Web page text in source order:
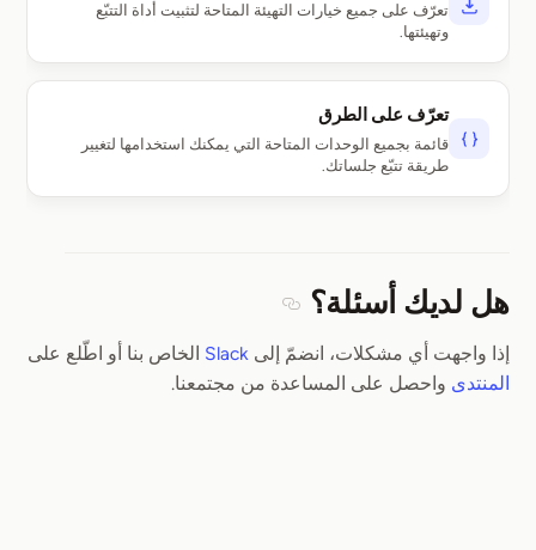
تعرّف على جميع خيارات التهيئة المتاحة لتثبيت أداة التتبّع
وتهيئتها.
تعرّف على الطرق
قائمة بجميع الوحدات المتاحة التي يمكنك استخدامها لتغيير
طريقة تتبّع جلساتك.
هل لديك أسئلة؟
إذا واجهت أي مشكلات، انضمّ إلى Slack الخاص بنا أو اطّلع على
المنتدى واحصل على المساعدة من مجتمعنا.